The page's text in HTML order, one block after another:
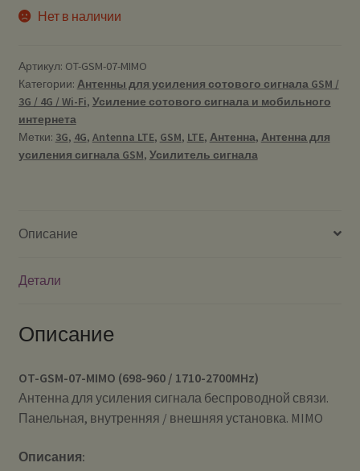
Нет в наличии
Артикул: OT-GSM-07-MIMO
Категории: Антенны для усиления сотового сигнала GSM /
3G / 4G / Wi-Fi, Усиление сотового сигнала и мобильного
интернета
Метки: 3G, 4G, Antenna LTE, GSM, LTE, Антенна, Антенна для
усиления сигнала GSM, Усилитель сигнала
Описание
Детали
Описание
OT-GSM-07-MIMO (698-960 / 1710-2700MHz)
Антенна для усиления сигнала беспроводной связи.
Панельная, внутренняя / внешняя установка. MIMO
Описания: